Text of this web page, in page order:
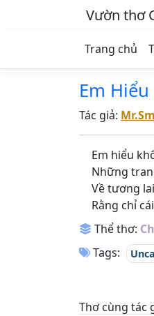
Vườn thơ
Trang chủ
Em
Tác giả:
Em hiểu
Những
Về tương
Rằng chỉ
Thể thơ:
Tags:
Thơ cùng tác